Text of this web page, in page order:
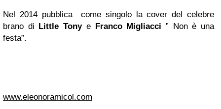
Nel 2014 pubblica come singolo la cover del celebre
brano di Little Tonye Franco Migliacci ” Non è una
festa”.
www.eleonoramicol.com